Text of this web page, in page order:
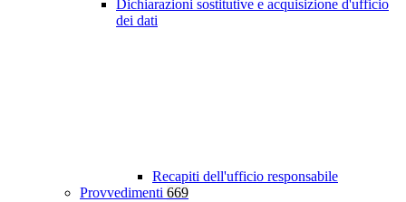
Dichiarazioni sostitutive e acquisizione d'ufficio
dei dati
Recapiti dell'ufficio responsabile
Provvedimenti 669